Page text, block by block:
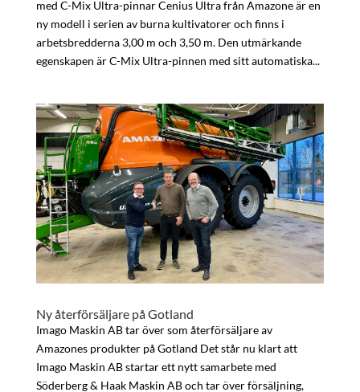
med C-Mix Ultra-pinnar Cenius Ultra från Amazone är en
ny modell i serien av burna kultivatorer och finns i
arbetsbredderna 3,00 m och 3,50 m. Den utmärkande
egenskapen är C-Mix Ultra-pinnen med sitt automatiska...
Ny återförsäljare på Gotland
Imago Maskin AB tar över som återförsäljare av
Amazones produkter på Gotland Det står nu klart att
Imago Maskin AB startar ett nytt samarbete med
Söderberg & Haak Maskin AB och tar över försäljning,